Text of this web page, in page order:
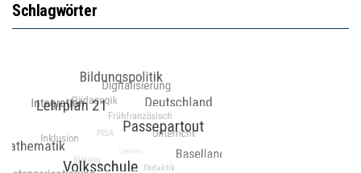
Schlagwörter